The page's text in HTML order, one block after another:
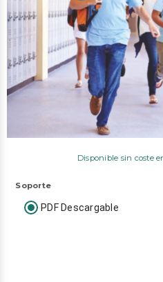
Disponible sin coste
Soporte
PDF Descargable